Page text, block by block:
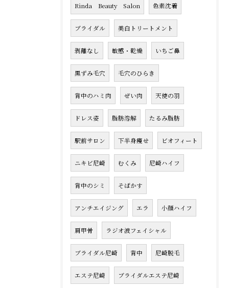
Rinda Beauty Salon 色素沈着
ブライダル 美白トリートメント
剥離なし 敏感・乾燥 いちご鼻
黒ずみ毛穴 毛穴のひらき
背中のハミ肉 ぜい肉 天使の羽
ドレス姿 脂肪溶解 たるみ脂肪
駅前サロン 下半身痩せ ビオフィート
ニキビ尼崎 むくみ 尼崎ハイフ
背中のシミ そばかす
アンチエイジング エラ 小顔ハイフ
肩甲骨 ラジオ波フェイシャル
ブライダル尼崎 背中 尼崎脱毛
エステ尼崎 ブライダルエステ尼崎